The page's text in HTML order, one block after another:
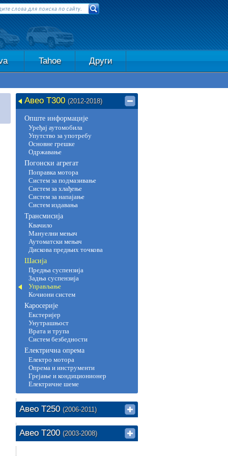
Tahoe Други
Авео Т300 (2012-2018)
Опште информације
Уређај аутомобила
Упутство за употребу
Основне грешке
Одржавање
Погонски агрегат
Поправка мотора
Систем за подмазивање
Систем за хлађење
Систем за напајање
Систем издавања
Трансмисија
Квачило
Мануелни мењач
Аутоматски мењач
Дискова предњих точкова
Шасија
Предња суспензија
Задња суспензија
Управљање
Кочиони систем
Каросерије
Екстеријер
Унутрашњост
Врата и трупа
Систем безбедности
Електрична опрема
Електро мотора
Опрема и инструменти
Грејање и кондиционионер
Електричне шеме
Авео Т250 (2006-2011)
Авео Т200 (2003-2008)